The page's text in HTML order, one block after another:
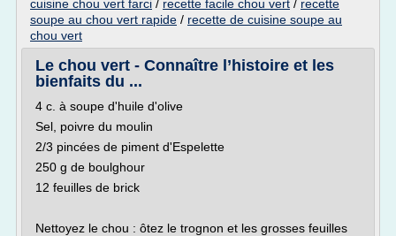
cuisine chou vert farci / recette facile chou vert / recette
soupe au chou vert rapide / recette de cuisine soupe au
chou vert
Le chou vert - Connaître l’histoire et les
bienfaits du ...
4 c. à soupe d'huile d'olive
Sel, poivre du moulin
2/3 pincées de piment d'Espelette
250 g de boulghour
12 feuilles de brick
Nettoyez le chou : ôtez le trognon et les grosses feuilles